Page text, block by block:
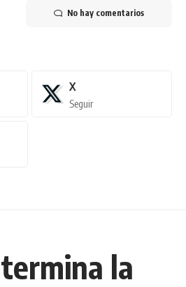
No hay comentarios
X
Seguir
la